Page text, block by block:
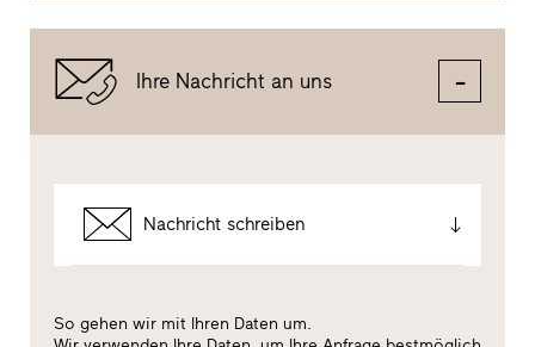
Ihre Nachricht an uns
Nachricht schreiben
So gehen wir mit Ihren Daten um.